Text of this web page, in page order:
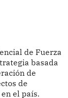
de Fuerza
basada
de
de
el país.